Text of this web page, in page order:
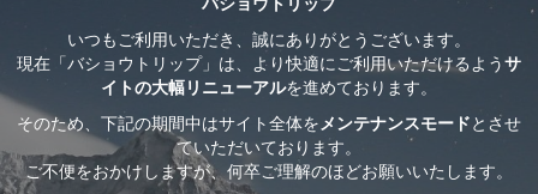
いつもご利用いただき、誠にありがとうございます。
現在「バショウトリップ」は、より快適にご利用いただけるようサ
イトの大幅リニューアルを進めております。
そのため、下記の期間中はサイト全体をメンテナンスモードとさせ
ていただいております。
ご不便をおかけしますが、何卒ご理解のほどお願いいたします。